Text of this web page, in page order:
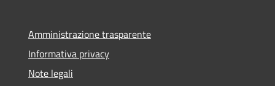
Amministrazione trasparente
Informativa privacy
Note legali